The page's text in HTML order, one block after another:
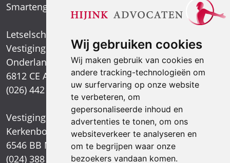
Wij gebruiken cookies
Wij maken gebruik van cookies en
andere tracking-technologieën om
uw surfervaring op onze website
te verbeteren, om
gepersonaliseerde inhoud en
advertenties te tonen, om ons
websiteverkeer te analyseren en
om te begrijpen waar onze
bezoekers vandaan komen.
Smartengeld
Letselschadespecialist
Vestiging Arnhem
Onderlangs 1
6812 CE Arnhem
(026) 442 39 13
Vestiging Nijmegen
Kerkenbos 1021
6546 BB Nijmegen
(024) 388 66 80